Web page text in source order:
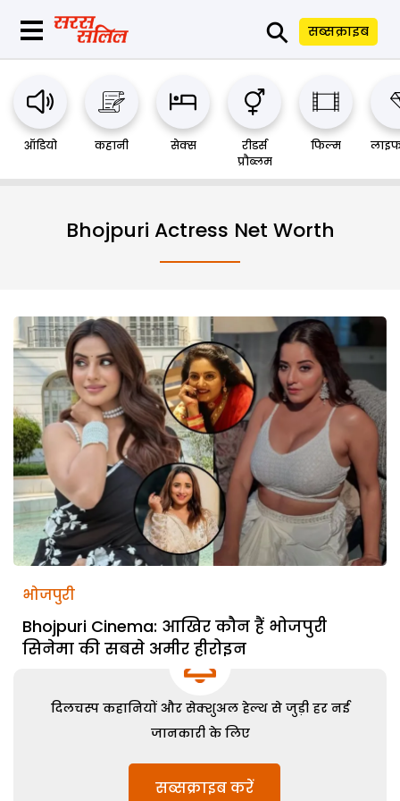
⚲ सब्सक्राइब
ऑडियो कहानी सेक्स
रीडर्स
प्रौब्लम
फिल्म
Bhojpuri Actress Net Worth
भोजपुरी
Bhojpuri Cinema: आखिर कौन हैं भोजपुरी
सिनेमा की सबसे अमीर हीरोइन
दिलचस्प कहानियों और सेक्शुअल हेल्थ से जुड़ी हर नई
जानकारी के लिए
सब्सक्राइब करें